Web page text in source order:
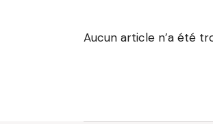
Aucun article n’a été